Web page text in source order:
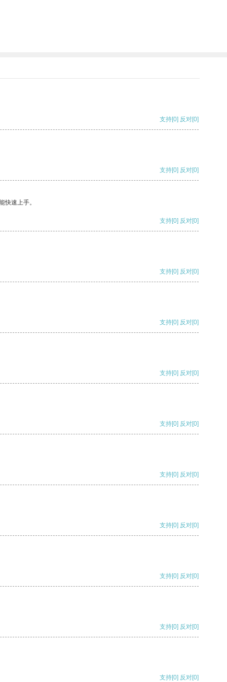
支持[0] 反对[0]
支持[0] 反对[0]
快速上手。
支持[0] 反对[0]
支持[0] 反对[0]
支持[0] 反对[0]
支持[0] 反对[0]
支持[0] 反对[0]
支持[0] 反对[0]
支持[0] 反对[0]
支持[0] 反对[0]
支持[0] 反对[0]
支持[0] 反对[0]